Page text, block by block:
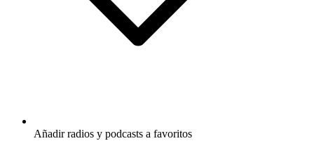
Añadir radios y podcasts a favoritos